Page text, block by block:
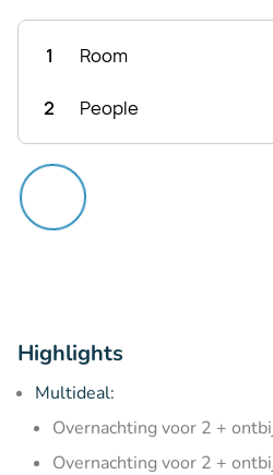
1 Room
2 People
Highlights
Multideal:
Overnachting voor 2 +
Overnachting voor 2 +